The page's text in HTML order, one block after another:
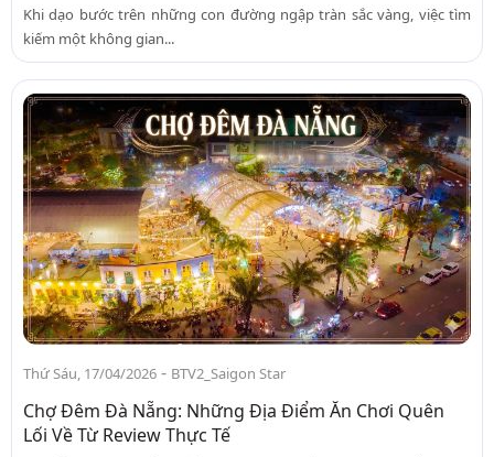
Khi dạo bước trên những con đường ngập tràn sắc vàng, việc tìm
kiếm một không gian...
Thứ Sáu, 17/04/2026 - BTV2_Saigon Star
Chợ Đêm Đà Nẵng: Những Địa Điểm Ăn Chơi Quên
Lối Về Từ Review Thực Tế